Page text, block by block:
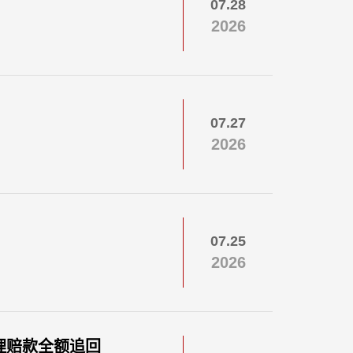
07.28
2026
07.27
2026
07.25
2026
款全额追回